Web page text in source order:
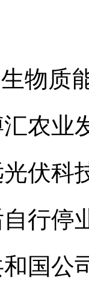
物质
农业
伏科
行停
和国